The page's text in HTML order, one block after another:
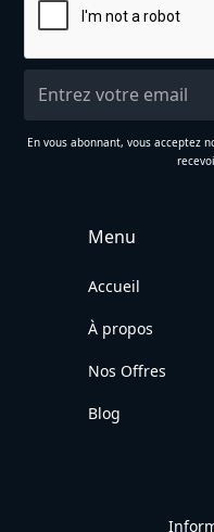
En vous abonnant, vous acceptez
Menu
Accueil
À propos
Nos Offres
Blog